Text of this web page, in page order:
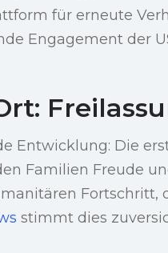
für erneute
Engagement der
Entwicklung: Die
Familien Freude
Fortschritt,
stimmt dies